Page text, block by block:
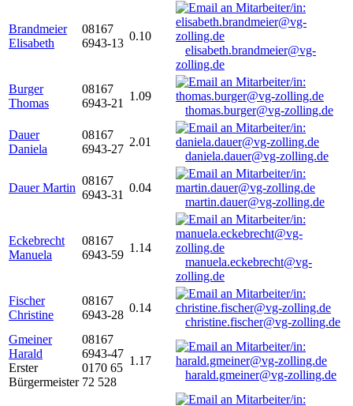
Brandmeier
Elisabeth
08167
6943-13
0.10
elisabeth.brandmeier@vg-
zolling.de
Burger
Thomas
08167
6943-21
1.09
thomas.burger@vg-zolling.de
Dauer
Daniela
08167
6943-27
2.01
daniela.dauer@vg-zolling.de
Dauer Martin
08167
6943-31
0.04
martin.dauer@vg-zolling.de
Eckebrecht
Manuela
08167
6943-59
1.14
manuela.eckebrecht@vg-
zolling.de
Fischer
Christine
08167
6943-28
0.14
christine.fischer@vg-zolling.de
Gmeiner
Harald
Erster
Bürgermeister
08167
6943-47
0170 65
72 528
1.17
harald.gmeiner@vg-zolling.de